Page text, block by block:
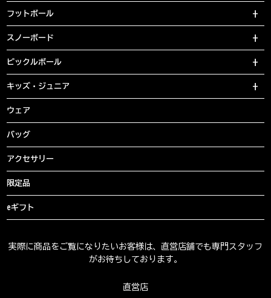
フットボール
スノーボード
ピックルボール
キッズ・ジュニア
ウェア
バッグ
アクセサリー
限定品
eギフト
実際に商品をご覧になりたいお客様は、直営店舗でも専門スタッフ
がお待ちしております。
直営店